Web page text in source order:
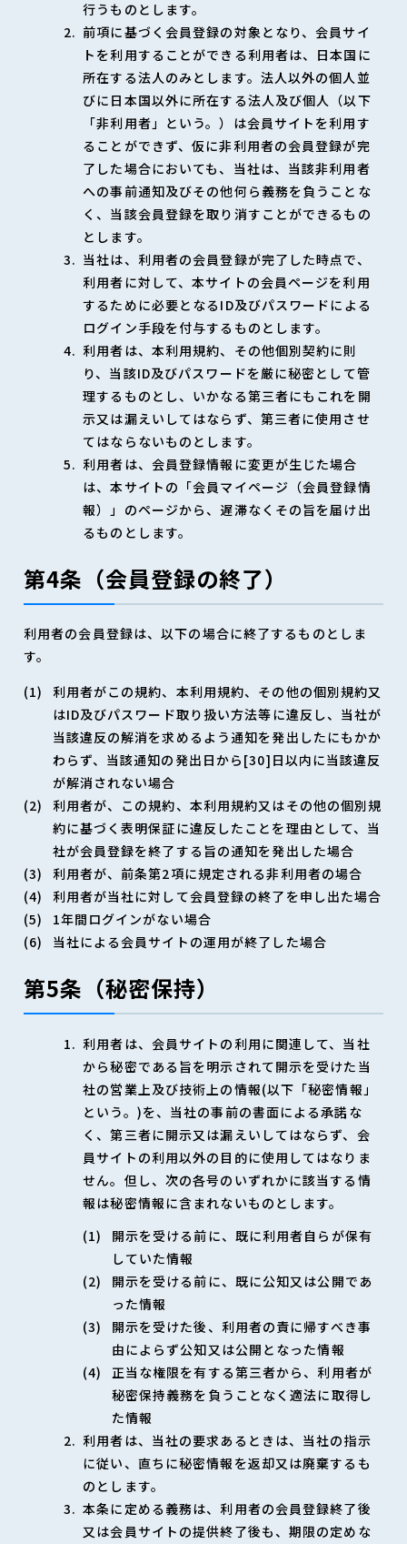
行うものとします。
前項に基づく会員登録の対象となり、会員サイ
トを利用することができる利用者は、日本国に
所在する法人のみとします。法人以外の個人並
びに日本国以外に所在する法人及び個人（以下
「非利用者」という。）は会員サイトを利用す
ることができず、仮に非利用者の会員登録が完
了した場合においても、当社は、当該非利用者
への事前通知及びその他何ら義務を負うことな
く、当該会員登録を取り消すことができるもの
とします。
当社は、利用者の会員登録が完了した時点で、
利用者に対して、本サイトの会員ページを利用
するために必要となるID及びパスワードによる
ログイン手段を付与するものとします。
利用者は、本利用規約、その他個別契約に則
り、当該ID及びパスワードを厳に秘密として管
理するものとし、いかなる第三者にもこれを開
示又は漏えいしてはならず、第三者に使用させ
てはならないものとします。
利用者は、会員登録情報に変更が生じた場合
は、本サイトの「会員マイページ（会員登録情
報）」のページから、遅滞なくその旨を届け出
るものとします。
第4条（会員登録の終了）
利用者の会員登録は、以下の場合に終了するものとしま
す。
利用者がこの規約、本利用規約、その他の個別規約又
はID及びパスワード取り扱い方法等に違反し、当社が
当該違反の解消を求めるよう通知を発出したにもかか
わらず、当該通知の発出日から[30]日以内に当該違反
が解消されない場合
利用者が、この規約、本利用規約又はその他の個別規
約に基づく表明保証に違反したことを理由として、当
社が会員登録を終了する旨の通知を発出した場合
利用者が、前条第2項に規定される非利用者の場合
利用者が当社に対して会員登録の終了を申し出た場合
1年間ログインがない場合
当社による会員サイトの運用が終了した場合
第5条（秘密保持）
利用者は、会員サイトの利用に関連して、当社
から秘密である旨を明示されて開示を受けた当
社の営業上及び技術上の情報(以下「秘密情報」
という。)を、当社の事前の書面による承諾な
く、第三者に開示又は漏えいしてはならず、会
員サイトの利用以外の目的に使用してはなりま
せん。但し、次の各号のいずれかに該当する情
報は秘密情報に含まれないものとします。
開示を受ける前に、既に利用者自らが保有
していた情報
開示を受ける前に、既に公知又は公開であ
った情報
開示を受けた後、利用者の責に帰すべき事
由によらず公知又は公開となった情報
正当な権限を有する第三者から、利用者が
秘密保持義務を負うことなく適法に取得し
た情報
利用者は、当社の要求あるときは、当社の指示
に従い、直ちに秘密情報を返却又は廃棄するも
のとします。
本条に定める義務は、利用者の会員登録終了後
又は会員サイトの提供終了後も、期限の定めな